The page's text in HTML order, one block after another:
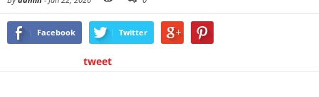
Facebook Twitter
tweet